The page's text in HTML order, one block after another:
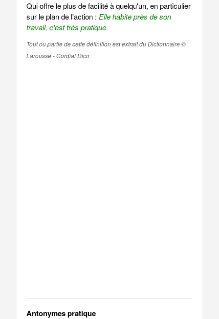
Qui offre le plus de facilité à quelqu'un, en particulier
sur le plan de l'action : Elle habite près de son
travail, c'est très pratique.
Tout ou partie de cette définition est extrait du Dictionnaire ©
Larousse - Cordial Dico
Antonymes pratique